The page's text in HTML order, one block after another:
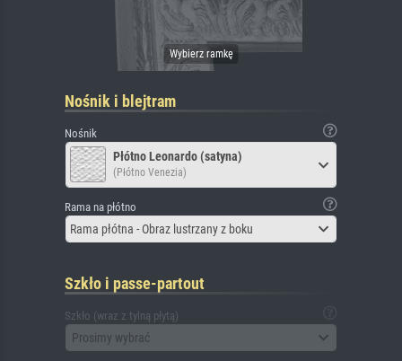
Nośnik i blejtram
Nośnik
Płótno Leonardo (satyna)
(Płótno Venezia)
Rama na płótno
Rama płótna - Obraz lustrzany z boku
Szkło i passe-partout
Szkło (wraz z tylną płytą)
Prosimy wybrać